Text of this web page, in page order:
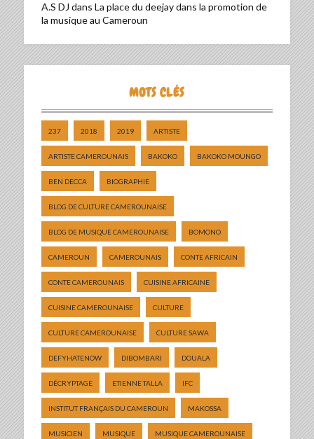
A.S DJ dans La place du deejay dans la promotion de
la musique au Cameroun
MOTS CLÉS
237 2018 2019 ARTISTE
ARTISTE CAMEROUNAIS BAKOKO BAKOKO MOUNGO
BEN DECCA BIOGRAPHIE
BLOG DE CULTURE CAMEROUNAISE
BLOG DE MUSIQUE CAMEROUNAISE BOMONO
CAMEROUN CAMEROUNAIS CONTE AFRICAIN
CONTE CAMEROUNAIS CUISINE AFRICAINE
CUISINE CAMEROUNAISE CULTURE
CULTURE CAMEROUNAISE CULTURE SAWA
DEFYHATENOW DIBOMBARI DOUALA
DÉCRYPTAGE ETIENNE TALLA IFC
INSTITUT FRANÇAIS DU CAMEROUN MAKOSSA
MUSICIEN MUSIQUE MUSIQUE CAMEROUNAISE